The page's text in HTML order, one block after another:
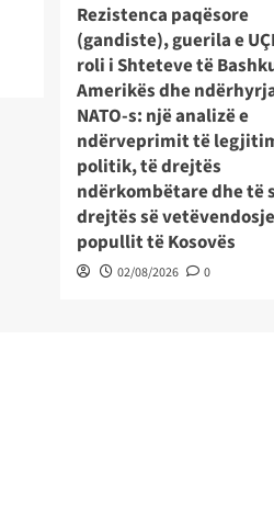
Rezistenca paqësore
(gandiste), guerila e
roli i Shteteve të
Amerikës dhe
NATO-s: një analizë e
ndërveprimit të
politik, të drejtës
ndërkombëtare dhe të
drejtës së
popullit të Kosovës
02/08/2026 0